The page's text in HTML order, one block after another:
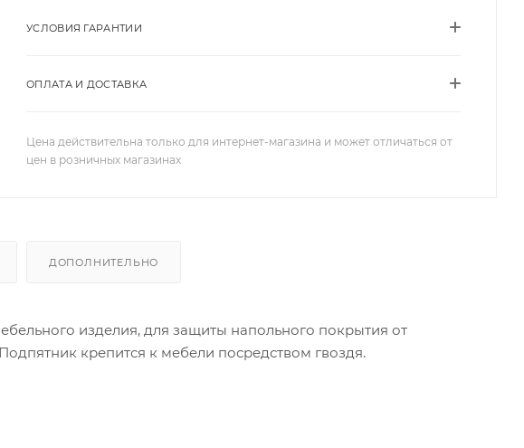
УСЛОВИЯ ГАРАНТИИ
ОПЛАТА И ДОСТАВКА
Цена действительна только для интернет-магазина и может отличаться от
цен в розничных магазинах
ДОПОЛНИТЕЛЬНО
изделия, для защиты напольного покрытия от
крепится к мебели посредством гвоздя.